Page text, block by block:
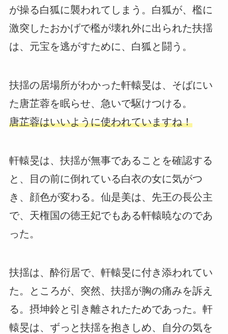
が操る白狐に襲われてしまう。白狐が、檻に
激突したおかげで檻が壊れ外に出られた扶揺
は、元宝を逃がすために、白狐と闘う。
扶揺の居場所がわかった軒轅旻は、そばにい
た唐芷蓉を眠らせ、急いで駆けつける。
唐芷蓉はいいように使われていますね！
軒轅旻は、扶揺が無事であることを確認する
と、目の前に倒れている白衣の女に気がつ
き、顔色が変わる。仙是美は、先王の長公主
で、天権国の徳王妃でもある軒轅暁なのであ
った。
扶揺は、酔衍居で、軒轅旻に付き添われてい
た。ところが、突然、扶揺が胸の痛みを訴え
る。摂坤鈴と引き離されたためであった。軒
轅旻は、ずっと扶揺を抱きしめ、自分の気を